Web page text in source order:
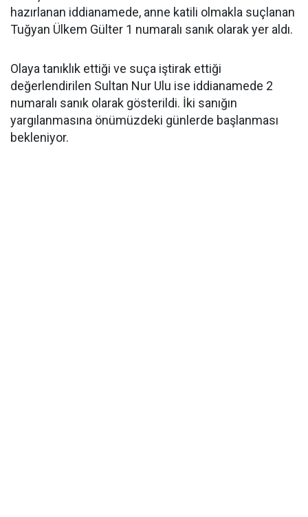
hazırlanan iddianamede, anne katili olmakla suçlanan
Tuğyan Ülkem Gülter 1 numaralı sanık olarak yer aldı.
Olaya tanıklık ettiği ve suça iştirak ettiği
değerlendirilen Sultan Nur Ulu ise iddianamede 2
numaralı sanık olarak gösterildi. İki sanığın
yargılanmasına önümüzdeki günlerde başlanması
bekleniyor.